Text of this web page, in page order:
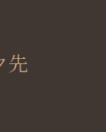
先